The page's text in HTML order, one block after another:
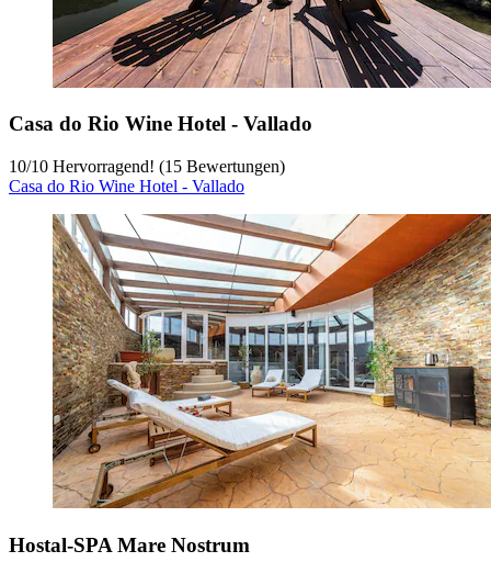
Casa do Rio Wine Hotel - Vallado
10/10 Hervorragend! (15 Bewertungen)
Casa do Rio Wine Hotel - Vallado
Hostal-SPA Mare Nostrum